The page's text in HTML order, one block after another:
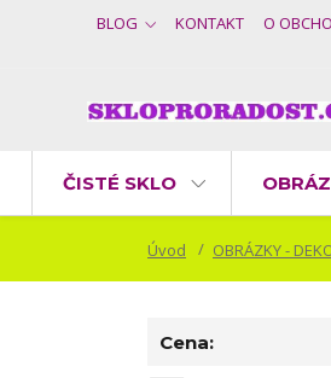
BLOG KONTAKT O
ČISTÉ SKLO
Úvod OBRÁZKY -
Cena: